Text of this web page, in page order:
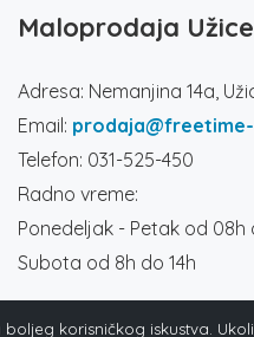
Maloprodaja Užice
Adresa: Nemanjina 14a,
Email:
Telefon: 031-525-450
Radno vreme:
Ponedeljak - Petak od 08h
Subota od 8h do 14h
korisničkog iskustva.